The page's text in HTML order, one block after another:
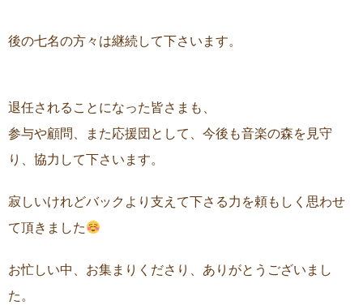
後の七名の方々は継続して下さいます。
退任されることになった皆さまも、
参与や顧問、また応援団として、今後も音楽の森を見守
り、協力して下さいます。
寂しいけれどバックより支えて下さる力を頼もしく思わせ
て頂きました
お忙しい中、お集まりくださり、ありがとうございまし
た。